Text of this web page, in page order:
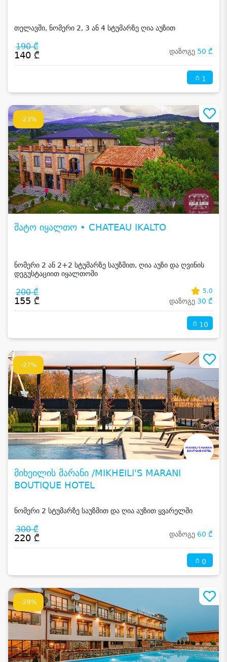
თელავში, ნომერი 2, 3 ან 4 სტუმარზე ღია აუზით
190 ₾
140 ₾ დაზოგე 50 ₾
1
-23%
შატო იყალთო • CHATEAU IKALTO
ნომერი 2 ან 2+2 სტუმარზე საუზმით, ღია აუზი და ღვინის
დეგუსტაციით იყალთოში
200 ₾
155 ₾
5.0
დაზოგე 30 ₾
10
-27%
მიხეილის მარანი /MIKHEILI'S MARANI
BOUTIQUE HOTEL
ნომერი 2 სტუმარზე საუზმით და ღია აუზით ყვარელში
300 ₾
220 ₾ დაზოგე 60 ₾
0
-28%